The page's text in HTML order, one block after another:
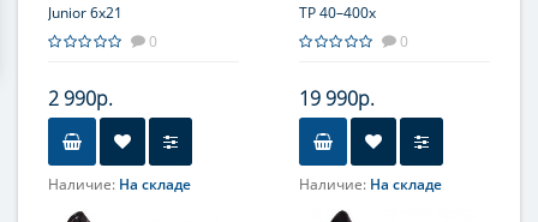
Junior 6x21
0
2 990р.
Наличие: На складе
Увеличение, крат
TP 40–400x
0
19 990р.
Наличие: На складе
Объектив